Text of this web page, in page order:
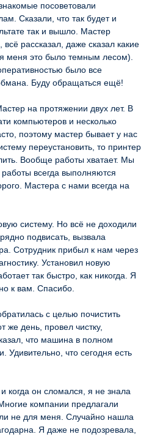
посоветовали
Сказали, что так будет и
так и вышло. Мастер
рассказал, даже сказал какие
меня это было темным лесом).
было все
Буду обращаться ещё!
на протяжении двух лет. В
компьютеров и несколько
поэтому мастер бывает у нас
переустановить, то принтер
Вообще работы хватает. Мы
всегда выполняются
Мастера с нами всегда на
систему. Но всё не доходили
подвисать, вызвала
Сотрудник прибыл к нам через
Установил новую
так быстро, как никогда. Я
к вам. Спасибо.
с целью почистить
же день, провел чистку,
что машина в полном
Удивительно, что сегодня есть
когда он сломался, я не знала
компании предлагали
не для меня. Случайно нашла
Я даже не подозревала,